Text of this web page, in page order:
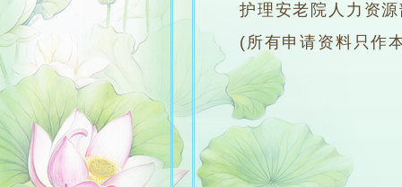
护理安老院人力资
(所有申请资料只作